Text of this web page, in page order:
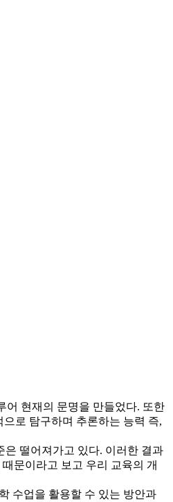
어 현재의 문명을 만들었다. 또한
로 탐구하며 추론하는 능력 즉,
은 떨어져가고 있다. 이러한 결과
문이라고 보고 우리 교육의 개
수업을 활용할 수 있는 방안과